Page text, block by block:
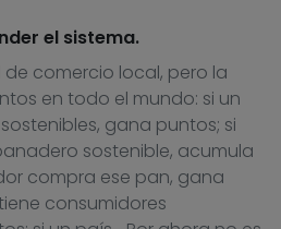
el sistema.
comercio local, pero la
en todo el mundo: si un
gana puntos; si
sostenible, acumula
compra ese pan, gana
consumidores